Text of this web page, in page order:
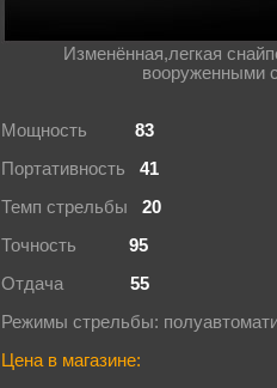
Изменённая,легкая
вооруженными
Мощность 83
Портативность 41
Темп стрельбы 20
Точность 95
Отдача 55
Режимы стрельбы:
Цена в магазине: